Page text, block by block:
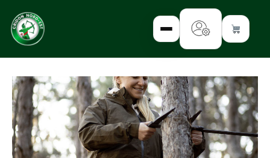
✕
INTERROGEZ-
NOUS